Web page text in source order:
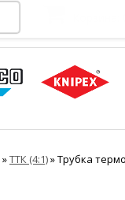
»ТТК (4:1)»Трубка